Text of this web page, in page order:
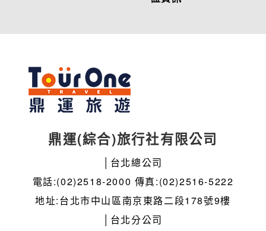
鼎運(綜合)旅行社有限公司
│台北總公司
電話:(02)2518-2000 傳真:(02)2516-5222
地址:台北市中山區南京東路二段178號9樓
│台北分公司